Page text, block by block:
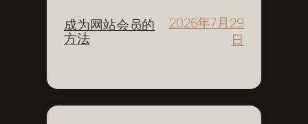
成为网站会员的
方法
2026年7月29
日